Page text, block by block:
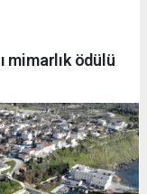
mimarlık ödülü